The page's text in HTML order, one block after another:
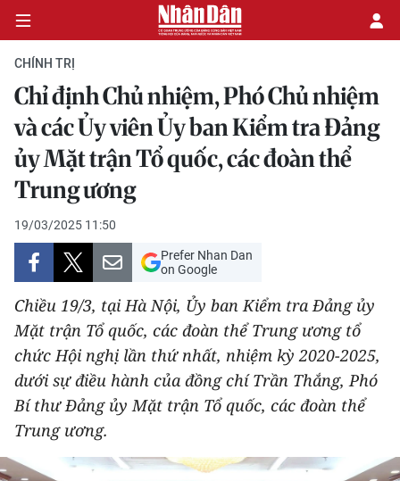
CHÍNH TRỊ
KINH TẾ
VĂN HÓA
XÃ HỘI
PHÁP LUẬT
DU LỊCH
THẾ GIỚI
THỂ THAO
GIÁO DỤC
CHÍNH TRỊ
Chỉ định Chủ nhiệm, Phó Chủ nhiệm
và các Ủy viên Ủy ban Kiểm tra Đảng
ủy Mặt trận Tổ quốc, các đoàn thể
Trung ương
19/03/2025 11:50
Prefer Nhan Dan
on Google
Chiều 19/3, tại Hà Nội, Ủy ban Kiểm tra Đảng ủy
Mặt trận Tổ quốc, các đoàn thể Trung ương tổ
chức Hội nghị lần thứ nhất, nhiệm kỳ 2020-2025,
dưới sự điều hành của đồng chí Trần Thắng, Phó
Bí thư Đảng ủy Mặt trận Tổ quốc, các đoàn thể
Trung ương.